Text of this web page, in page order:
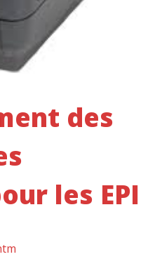
des
les EPI